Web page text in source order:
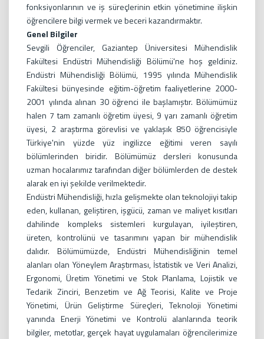
fonksiyonlarının ve iş süreçlerinin etkin yönetimine ilişkin
öğrencilere bilgi vermek ve beceri kazandırmaktır.
Genel Bilgiler
Sevgili Öğrenciler, Gaziantep Üniversitesi Mühendislik
Fakültesi Endüstri Mühendisliği Bölümü'ne hoş geldiniz.
Endüstri Mühendisliği Bölümü, 1995 yılında Mühendislik
Fakültesi bünyesinde eğitim-öğretim faaliyetlerine 2000-
2001 yılında alınan 30 öğrenci ile başlamıştır. Bölümümüz
halen 7 tam zamanlı öğretim üyesi, 9 yarı zamanlı öğretim
üyesi, 2 araştırma görevlisi ve yaklaşık 850 öğrencisiyle
Türkiye'nin yüzde yüz ingilizce eğitimi veren sayılı
bölümlerinden biridir. Bölümümüz dersleri konusunda
uzman hocalarımız tarafından diğer bölümlerden de destek
alarak en iyi şekilde verilmektedir.
Endüstri Mühendisliği, hızla gelişmekte olan teknolojiyi takip
eden, kullanan, geliştiren, işgücü, zaman ve maliyet kısıtları
dahilinde kompleks sistemleri kurgulayan, iyileştiren,
üreten, kontrolünü ve tasarımını yapan bir mühendislik
dalıdır. Bölümümüzde, Endüstri Mühendisliğinin temel
alanları olan Yöneylem Araştırması, İstatistik ve Veri Analizi,
Ergonomi, Üretim Yönetimi ve Stok Planlama, Lojistik ve
Tedarik Zinciri, Benzetim ve Ağ Teorisi, Kalite ve Proje
Yönetimi, Ürün Geliştirme Süreçleri, Teknoloji Yönetimi
yanında Enerji Yönetimi ve Kontrolü alanlarında teorik
bilgiler, metotlar, gerçek hayat uygulamaları öğrencilerimize